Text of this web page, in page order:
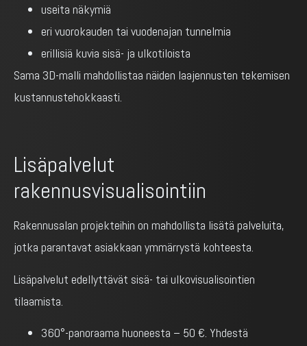
useita näkymiä
eri vuorokauden tai vuodenajan tunnelmia
erillisiä kuvia sisä- ja ulkotiloista
Sama 3D-malli mahdollistaa näiden laajennusten tekemisen
kustannustehokkaasti.
Lisäpalvelut
rakennusvisualisointiin
Rakennusalan projekteihin on mahdollista lisätä palveluita,
jotka parantavat asiakkaan ymmärrystä kohteesta.
Lisäpalvelut edellyttävät sisä- tai ulkovisualisointien
tilaamista.
360°-panoraama huoneesta – 50 €. Yhdestä